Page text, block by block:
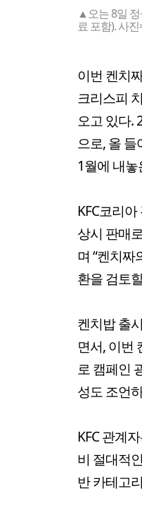
▲오는 8일 정
료 포함). 사
이번 켄치
크리스피
오고 있다.
으로, 올
1월에 내
KFC코리
상시 판매
며 “켄치짜
환을 검토
켄치밥 출
면서, 이번
로 캠페인
성도 조언
KFC 관계
비 절대적
반 카테고